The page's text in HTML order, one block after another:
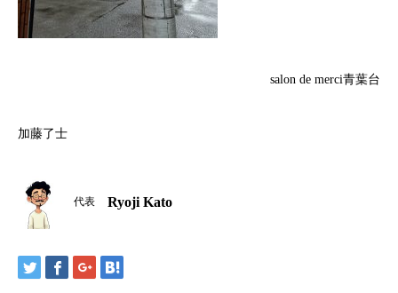
salon de merci青葉台
加藤了士
代表 Ryoji Kato